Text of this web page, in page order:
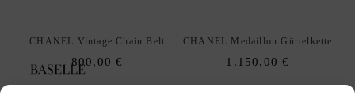
CHANEL Vintage Chain Belt
800,00€
CHANEL Medaillon Gürtelkette
1.150,00€